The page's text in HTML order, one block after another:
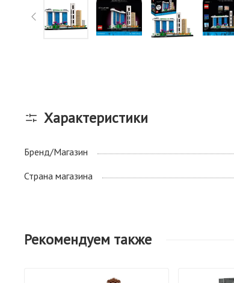
Характеристики
Бренд/Магазин
Страна магазина
Рекомендуем также